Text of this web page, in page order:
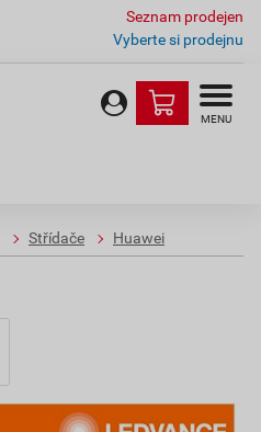
Seznam prodejen
Vyberte si prodejnu
MENU
Střídače Huawei